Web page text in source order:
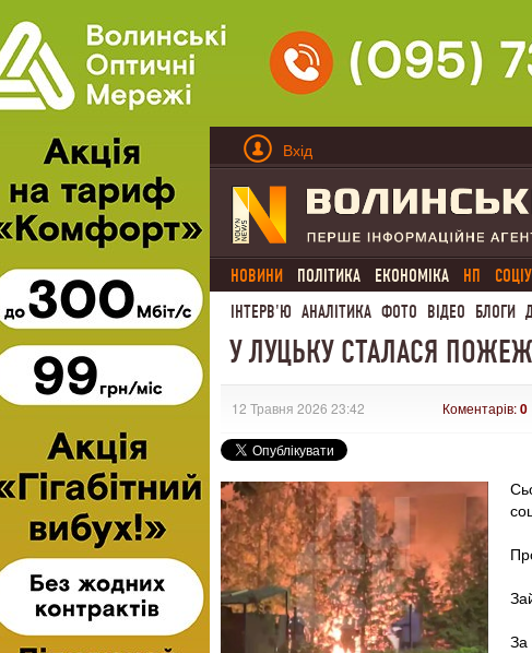
Вхід
НОВИНИ ПОЛІТИКА ЕКОНОМІКА НП
ІНТЕРВ'Ю АНАЛІТИКА ФОТО ВІДЕО БЛОГИ
У ЛУЦЬКУ СТАЛАСЯ
12 Травня 2026 23:42 Коментарів:0
За